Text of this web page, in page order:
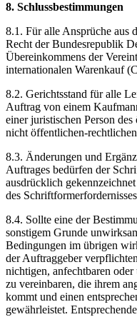
8. Schlussbestimmungen
8.1. Für alle Ansprüche aus
Recht der Bundesrepublik
Übereinkommens der
internationalen Warenkauf
8.2. Gerichtsstand für alle
Auftrag von einem
einer juristischen Person
nicht öffentlichen-
8.3. Änderungen und
Auftrages bedürfen der
ausdrücklich
des
8.4. Sollte eine der
sonstigem Grunde
Bedingungen im übrigen
der Auftraggeber
nichtigen, anfechtbaren
zu vereinbaren, die ihrem
kommt und einen
gewährleistet.